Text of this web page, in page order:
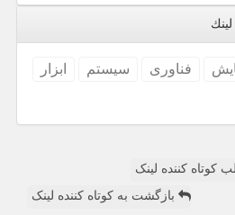
فناوری سیستم
ابزار
کوتاه کننده لینک
بازگشت به کوتاه کننده لینک